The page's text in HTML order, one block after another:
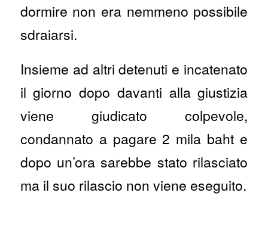
dormire non era nemmeno possibile
sdraiarsi.
Insieme ad altri detenuti e incatenato
il giorno dopo davanti alla giustizia
viene giudicato colpevole,
condannato a pagare 2 mila baht e
dopo un’ora sarebbe stato rilasciato
ma il suo rilascio non viene eseguito.